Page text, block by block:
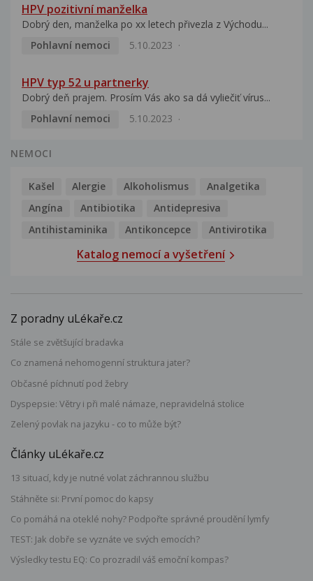
HPV pozitivní manželka
Dobrý den, manželka po xx letech přivezla z Východu...
Pohlavní nemoci
5.10.2023
HPV typ 52 u partnerky
Dobrý deň prajem. Prosím Vás ako sa dá vyliečiť vírus...
Pohlavní nemoci
5.10.2023
NEMOCI
Kašel Alergie Alkoholismus
Analgetika
Angína
Antibiotika
Antidepresiva
Antihistaminika
Antikoncepce Antivirotika
Katalog nemocí a vyšetření
Z poradny uLékaře.cz
Stále se zvětšující bradavka
Co znamená nehomogenní struktura jater?
Občasné píchnutí pod žebry
Dyspepsie: Větry i při malé námaze, nepravidelná stolice
Zelený povlak na jazyku - co to může být?
Články uLékaře.cz
13 situací, kdy je nutné volat záchrannou službu
Stáhněte si: První pomoc do kapsy
Co pomáhá na oteklé nohy? Podpořte správné proudění lymfy
TEST: Jak dobře se vyznáte ve svých emocích?
Výsledky testu EQ: Co prozradil váš emoční kompas?